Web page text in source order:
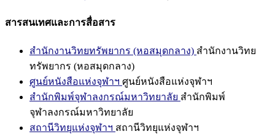
สารสนเทศและการสื่อสาร
สำนักงานวิทยทรัพยากร (หอสมุดกลาง) สำนักงานวิทย
ทรัพยากร (หอสมุดกลาง)
ศูนย์หนังสือแห่งจุฬาฯ ศูนย์หนังสือแห่งจุฬาฯ
สำนักพิมพ์จุฬาลงกรณ์มหาวิทยาลัย สำนักพิมพ์
จุฬาลงกรณ์มหาวิทยาลัย
สถานีวิทยุแห่งจุฬาฯ สถานีวิทยุแห่งจุฬาฯ